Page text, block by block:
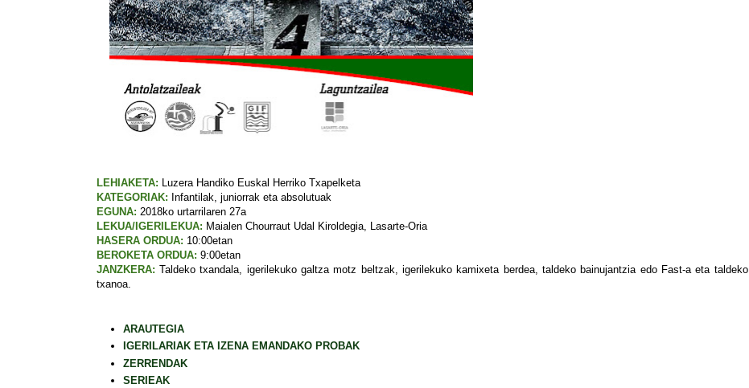
LEHIAKETA: Luzera Handiko Euskal Herriko Txapelketa
KATEGORIAK: Infantilak, juniorrak eta absolutuak
EGUNA: 2018ko urtarrilaren 27a
LEKUA/IGERILEKUA: Maialen Chourraut Udal Kiroldegia, Lasarte-Oria
HASERA ORDUA: 10:00etan
BEROKETA ORDUA: 9:00etan
JANZKERA: Taldeko txandala, igerilekuko galtza motz beltzak, igerilekuko kamixeta berdea, taldeko bainujantzia edo Fast-a eta taldeko
txanoa.
ARAUTEGIA
IGERILARIAK ETA IZENA EMANDAKO PROBAK
ZERRENDAK
SERIEAK